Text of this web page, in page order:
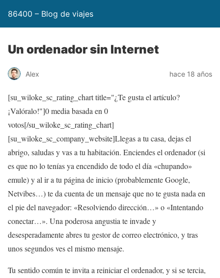
86400 – Blog de viajes
Un ordenador sin Internet
Alex hace 18 años
[su_wiloke_sc_rating_chart title="¿Te gusta el artículo?
¡Valóralo!"]0media basada en 0
votos[/su_wiloke_sc_rating_chart]
[su_wiloke_sc_company_website]Llegas a tu casa, dejas el
abrigo, saludas y vas a tu habitación. Enciendes el ordenador (si
es que no lo tenías ya encendido de todo el día «chupando»
emule) y al ir a tu página de inicio (probablemente Google,
Netvibes…) te da cuenta de un mensaje que no te gusta nada en
el pie del navegador: «Resolviendo dirección…» o «Intentando
conectar…». Una poderosa angustia te invade y
desesperadamente abres tu gestor de correo electrónico, y tras
unos segundos ves el mismo mensaje.
Tu sentido común te invita a reiniciar el ordenador, y si se tercia,